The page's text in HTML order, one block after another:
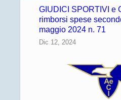
GIUDICI SPORTIVI e
rimborsi spese
maggio 2024 n. 71
Dic 12, 2024